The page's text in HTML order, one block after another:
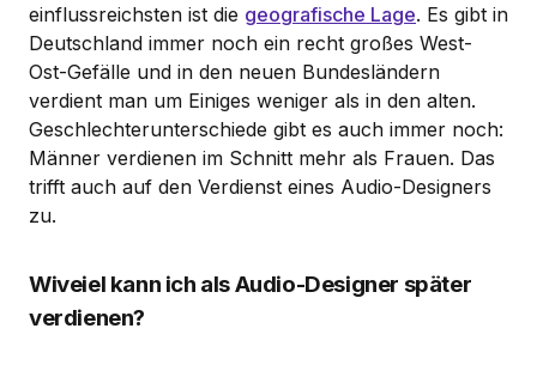
einflussreichsten ist die geografische Lage. Es gibt in
Deutschland immer noch ein recht großes West-
Ost-Gefälle und in den neuen Bundesländern
verdient man um Einiges weniger als in den alten.
Geschlechterunterschiede gibt es auch immer noch:
Männer verdienen im Schnitt mehr als Frauen. Das
trifft auch auf den Verdienst eines Audio-Designers
zu.
Wiveiel kann ich als Audio-Designer später
verdienen?